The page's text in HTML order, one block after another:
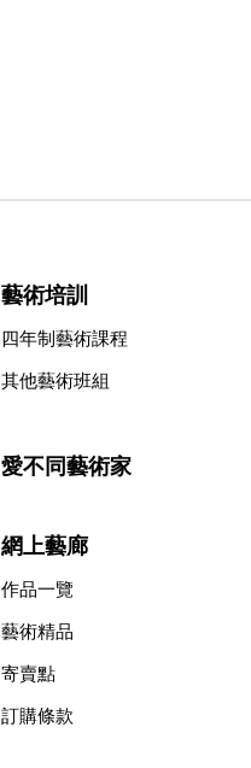
藝術培訓
四年制藝術課程
其他藝術班組
愛不同藝術家
網上藝廊
作品一覽
藝術精品
寄賣點
訂購條款